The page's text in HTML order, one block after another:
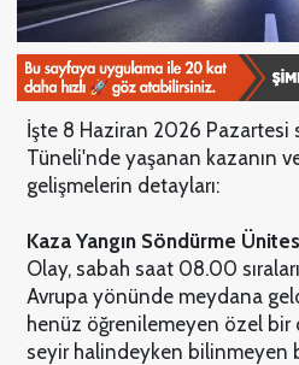
İşte 8 Haziran 2026 Pazartesi
Tüneli'nde yaşanan kazanın
gelişmelerin detayları:
Kaza Yangın Söndürme
Olay, sabah saat 08.00
Avrupa yönünde meydana
henüz öğrenilemeyen özel
seyir halindeyken bilinmeyen